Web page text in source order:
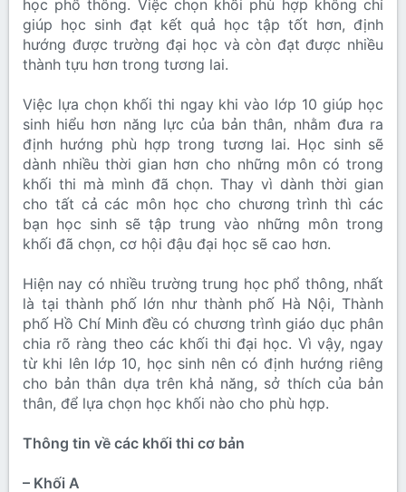
học phổ thông. Việc chọn khối phù hợp không chỉ
giúp học sinh đạt kết quả học tập tốt hơn, định
hướng được trường đại học và còn đạt được nhiều
thành tựu hơn trong tương lai.
Việc lựa chọn khối thi ngay khi vào lớp 10 giúp học
sinh hiểu hơn năng lực của bản thân, nhằm đưa ra
định hướng phù hợp trong tương lai. Học sinh sẽ
dành nhiều thời gian hơn cho những môn có trong
khối thi mà mình đã chọn. Thay vì dành thời gian
cho tất cả các môn học cho chương trình thì các
bạn học sinh sẽ tập trung vào những môn trong
khối đã chọn, cơ hội đậu đại học sẽ cao hơn.
Hiện nay có nhiều trường trung học phổ thông, nhất
là tại thành phố lớn như thành phố Hà Nội, Thành
phố Hồ Chí Minh đều có chương trình giáo dục phân
chia rõ ràng theo các khối thi đại học. Vì vậy, ngay
từ khi lên lớp 10, học sinh nên có định hướng riêng
cho bản thân dựa trên khả năng, sở thích của bản
thân, để lựa chọn học khối nào cho phù hợp.
Thông tin về các khối thi cơ bản
– Khối A